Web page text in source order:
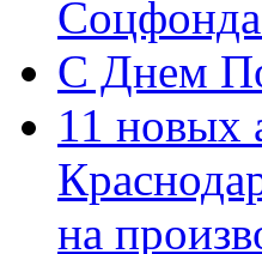
Соцфонда
С Днем
11 новых
на